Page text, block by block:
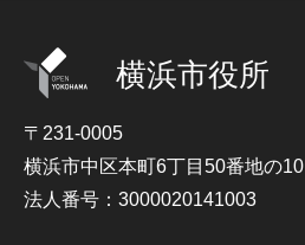
横浜市役所
〒231-0005
横浜市中区本町6丁目50番地の10
法人番号：3000020141003